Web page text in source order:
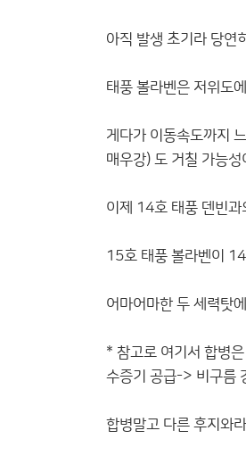
아직 발생 초기라 당연
태풍 볼라벤은 저위도
게다가 이동속도까지
매우강) 도 거칠 가능
이제 14호 태풍 덴빈과
15호 태풍 볼라벤이
어마어마한 두 세력탓
* 참고로 여기서 합병
수증기 공급-> 비구름
합병말고 다른 후지와